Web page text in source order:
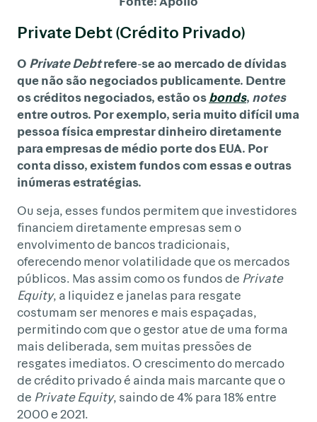
Private Debt (Crédito Privado)
O Private Debtrefere-se ao mercado de dívidas
que não são negociados publicamente. Dentre
os créditos negociados, estão osbonds, notes
entre outros. Por exemplo, seria muito difícil uma
pessoa física emprestar dinheiro diretamente
para empresas de médio porte dos EUA. Por
conta disso, existem fundos com essas e outras
inúmeras estratégias.
Ou seja, esses fundos permitem que investidores
financiem diretamente empresas sem o
envolvimento de bancos tradicionais,
oferecendo menor volatilidade que os mercados
públicos. Mas assim como os fundos de Private
Equity, a liquidez e janelas para resgate
costumam ser menores e mais espaçadas,
permitindo com que o gestor atue de uma forma
mais deliberada, sem muitas pressões de
resgates imediatos. O crescimento do mercado
de crédito privado é ainda mais marcante que o
de Private Equity, saindo de 4% para 18% entre
2000 e 2021.